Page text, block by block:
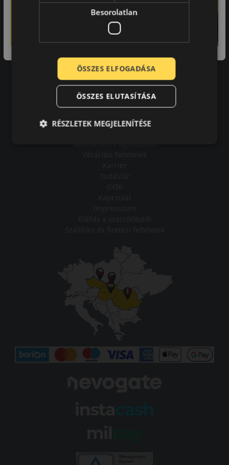
-
A bolt vásárlója
Minden tökéletesen működik.
Impresszum
Besorolatlan
ÖSSZES ELFOGADÁSA
ÖSSZES ELUTASÍTÁSA
RÉSZLETEK MEGJELENÍTÉSE